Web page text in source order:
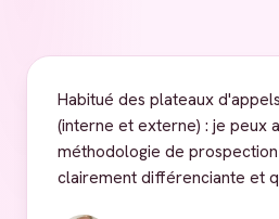
Habitué des plateaux
(interne et externe) : je peux
méthodologie de
clairement différenciante et